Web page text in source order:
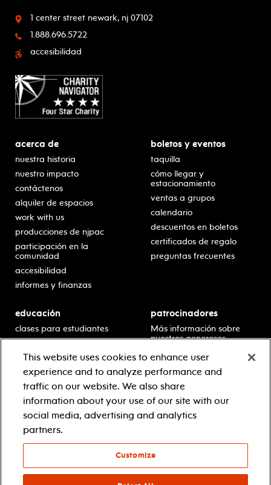
1 center street newark, nj 07102
1.888.696.5722
accesibilidad
acerca de
nuestra historia
nuestro impacto
contáctenos
alquiler de espacios
work with us
producciones de njpac
participación en la
comunidad
accesibilidad
informes y finanzas
boletos y eventos
taquilla
cómo llegar y
estacionamiento
ventas a grupos
calendario
descuentos en boletos
certificados de regalo
preguntas frecuentes
educación
clases para estudiantes
escolar
residencias en escuelas
desarrollo profesional
recursos para docentes
comuníquese con el
equipo educativo
patrocinadores
Más información sobre
nuestros generosos
This website uses cookies to enhance user
experience and to analyze performance and
traffic on our website. We also share
information about your use of our site with our
social media, advertising and analytics
partners.
Customize